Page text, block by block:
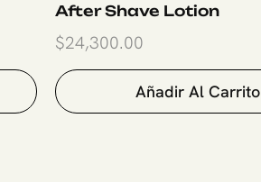
After Shave Lotion
$24,300.00
Añadir Al Carrito